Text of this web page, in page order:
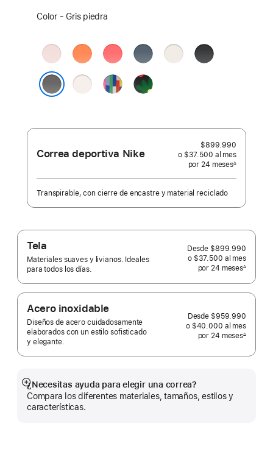
Elige
Color - Gris piedra
Rosado
pálido
Naranja
clementina
Guayaba
brillante
Azul
ancla
Blanco
estelar
Negro
Rosado
rubor
Edición
Orgullo
Black
Unity
Bloom
Correa deportiva Nike
$899.990
o $37.500 al mes
por 24 mesesmeses
Nota a pie de página
∆
Transpirable, con cierre de encastre y material reciclado
Tela
Materiales suaves y livianos. Ideales
para todos los días.
Desde $899.990
o $37.500 al mes
por 24 mesesmeses
Nota a pie de página
∆
Acero inoxidable
Diseños de acero cuidadosamente
elaborados con un estilo sofisticado
y elegante.
Desde $959.990
o $40.000 al mes
por 24 mesesmeses
Nota a pie de página
∆
¿Necesitas ayuda para elegir una correa?
Compara los diferentes materiales, tamaños, estilos y
características.
Mostrar
más